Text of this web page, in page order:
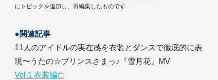
にトピックを追加し、再編集したものです
●関連記事
11人のアイドルの実在感を衣装とダンスで徹底的に表
現〜うたの☆プリンスさまっ♪『雪月花』MV
Vol.1 衣装編